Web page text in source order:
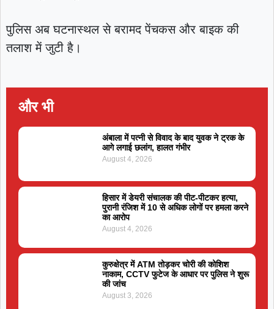
पुलिस अब घटनास्थल से बरामद पेंचकस और बाइक की
तलाश में जुटी है।
और भी
अंबाला में पत्नी से विवाद के बाद युवक ने ट्रक के
आगे लगाई छलांग, हालत गंभीर
August 4, 2026
हिसार में डेयरी संचालक की पीट-पीटकर हत्या,
पुरानी रंजिश में 10 से अधिक लोगों पर हमला करने
का आरोप
August 4, 2026
कुरुक्षेत्र में ATM तोड़कर चोरी की कोशिश
नाकाम, CCTV फुटेज के आधार पर पुलिस ने शुरू
की जांच
August 3, 2026